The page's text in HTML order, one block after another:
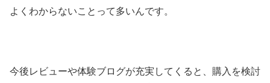
よくわからないことって多いんです。
今後レビューや体験ブログが充実してくると、購入を検討